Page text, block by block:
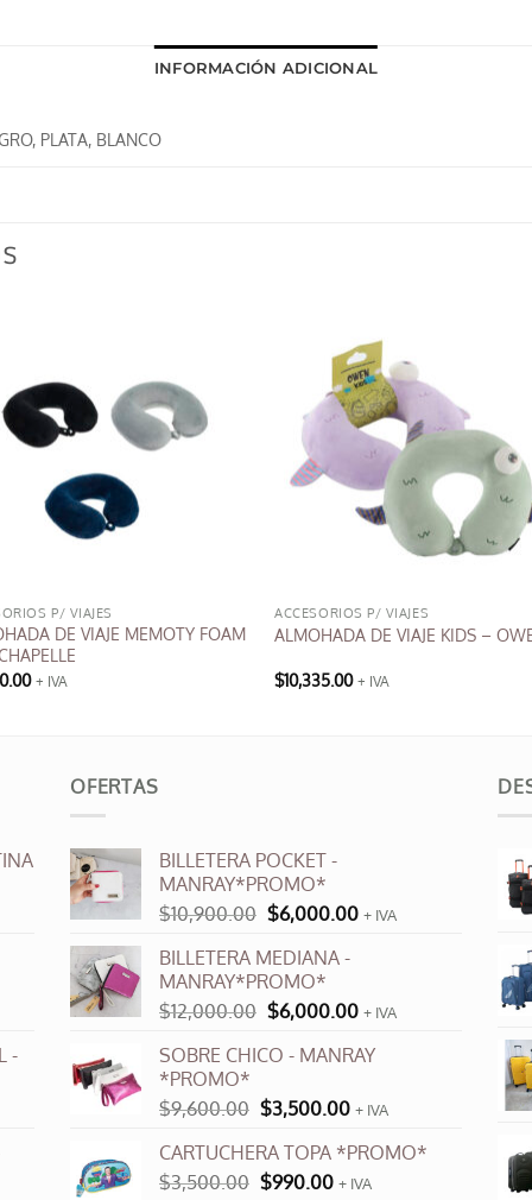
INFORMACIÓN ADICIONAL
PLATA, BLANCO
P/ VIAJES
DE VIAJE MEMOTY FOAM
+ IVA
ACCESORIOS P/ VIAJES
ALMOHADA DE VIAJE KIDS –
$10,335.00 + IVA
opciones
se
pueden
elegir
en
la
página
de
-
OFERTAS
BILLETERA POCKET -
MANRAY*PROMO*
$10,900.00 El
original
era:
$10,900.00.
$6,000.00El
$6,000.00.
+ IVA
BILLETERA MEDIANA -
MANRAY*PROMO*
$12,000.00 El
original
$12,000.00.
$6,000.00El
actual
$6,000.00.
+ IVA
SOBRE CHICO - MANRAY
*PROMO*
$9,600.00 El
original
era:
$3,500.00El
actual
es:
+ IVA
CARTUCHERA TOPA *PROMO*
$3,500.00 El
$990.00El+ IVA